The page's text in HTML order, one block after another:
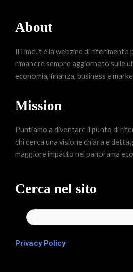
About
IlTime.it è la webzine di riferimento
rimanere sempre aggiornato sulle
economia, finanza, business e
Mission
Puntiamo a diventare il punto di
chi cerca una visione chiara e
maggiore impatto nel panorama
Cerca nel sito
Privacy Policy